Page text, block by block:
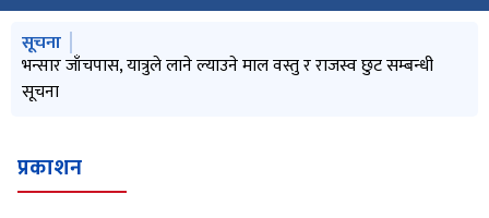
मुख्य नेभिगेसनमा जानुहोस्
सूचना
भन्सार जाँचपास, यात्रुले लाने ल्याउने माल वस्तु र राजस्व छुट सम्बन्धी
सूचना
प्रकाशन